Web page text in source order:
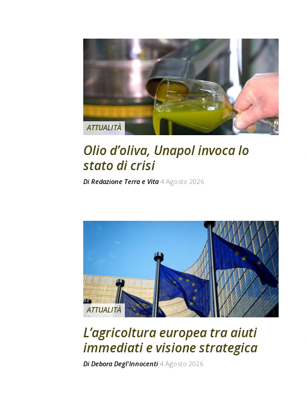
ATTUALITÀ
Olio d’oliva, Unapol invoca lo
stato di crisi
Di Redazione Terra e Vita 4 Agosto 2026
ATTUALITÀ
L’agricoltura europea tra aiuti
immediati e visione strategica
Di Debora Degl'Innocenti 4 Agosto 2026